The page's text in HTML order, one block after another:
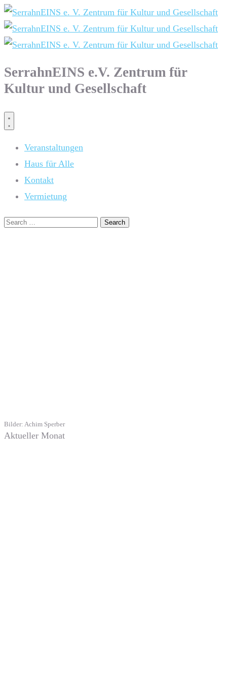
SerrahnEINS e.V. Zentrum für
Kultur und Gesellschaft
Veranstaltungen
Haus für Alle
Kontakt
Vermietung
Bilder: Achim Sperber
Aktueller Monat